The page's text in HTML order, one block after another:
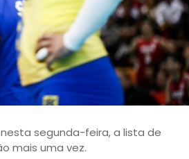
segunda-feira, a lista de
mais uma vez.